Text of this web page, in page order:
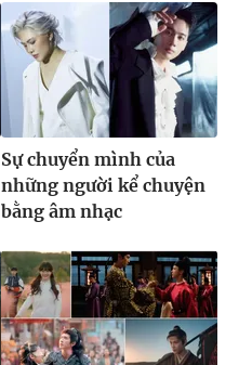
Sự chuyển mình của
những người kể chuyện
bằng âm nhạc